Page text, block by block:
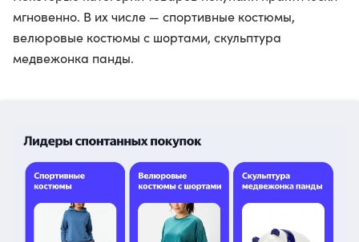
мгновенно. В их числе — спортивные костюмы,
велюровые костюмы с шортами, скульптура
медвежонка панды.